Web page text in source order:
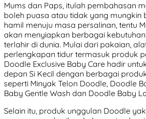
Mums dan Paps, itulah pembahasan
boleh puasa atau tidak yang mungkin
hamil menuju masa persalinan, tentu
akan menyiapkan berbagai kebutuhan
terlahir di dunia. Mulai dari pakaian,
perlengkapan tidur termasuk produk
Doodle Exclusive Baby Care hadir
depan Si Kecil dengan berbagai
seperti Minyak Telon Doodle, Doodle
Baby Gentle Wash dan Doodle Baby
Selain itu, produk unggulan Doodle